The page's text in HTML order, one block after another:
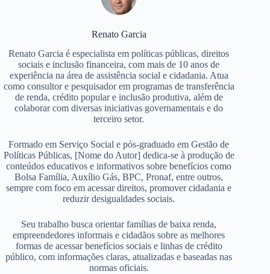
Renato Garcia
Renato Garcia é especialista em políticas públicas, direitos
sociais e inclusão financeira, com mais de 10 anos de
experiência na área de assistência social e cidadania. Atua
como consultor e pesquisador em programas de transferência
de renda, crédito popular e inclusão produtiva, além de
colaborar com diversas iniciativas governamentais e do
terceiro setor.
Formado em Serviço Social e pós-graduado em Gestão de
Políticas Públicas, [Nome do Autor] dedica-se à produção de
conteúdos educativos e informativos sobre benefícios como
Bolsa Família, Auxílio Gás, BPC, Pronaf, entre outros,
sempre com foco em acessar direitos, promover cidadania e
reduzir desigualdades sociais.
Seu trabalho busca orientar famílias de baixa renda,
empreendedores informais e cidadãos sobre as melhores
formas de acessar benefícios sociais e linhas de crédito
público, com informações claras, atualizadas e baseadas nas
normas oficiais.